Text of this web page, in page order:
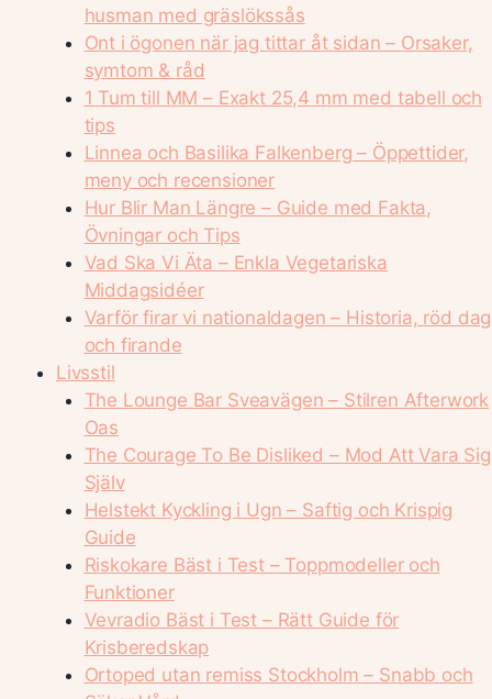
husman med gräslökssås
Ont i ögonen när jag tittar åt sidan – Orsaker,
symtom & råd
1 Tum till MM – Exakt 25,4 mm med tabell och
tips
Linnea och Basilika Falkenberg – Öppettider,
meny och recensioner
Hur Blir Man Längre – Guide med Fakta,
Övningar och Tips
Vad Ska Vi Äta – Enkla Vegetariska
Middagsidéer
Varför firar vi nationaldagen – Historia, röd dag
och firande
Livsstil
The Lounge Bar Sveavägen – Stilren Afterwork
Oas
The Courage To Be Disliked – Mod Att Vara Sig
Själv
Helstekt Kyckling i Ugn – Saftig och Krispig
Guide
Riskokare Bäst i Test – Toppmodeller och
Funktioner
Vevradio Bäst i Test – Rätt Guide för
Krisberedskap
Ortoped utan remiss Stockholm – Snabb och